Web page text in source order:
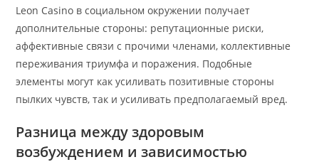
Leon Casino в социальном окружении получает
дополнительные стороны: репутационные риски,
аффективные связи с прочими членами, коллективные
переживания триумфа и поражения. Подобные
элементы могут как усиливать позитивные стороны
пылких чувств, так и усиливать предполагаемый вред.
Разница между здоровым
возбуждением и зависимостью